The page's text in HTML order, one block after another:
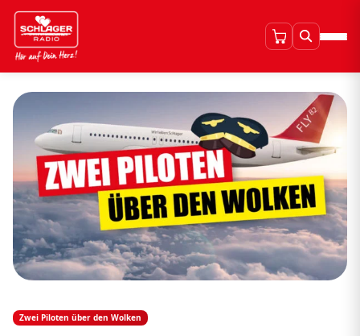
Zwei Piloten über den Wolken